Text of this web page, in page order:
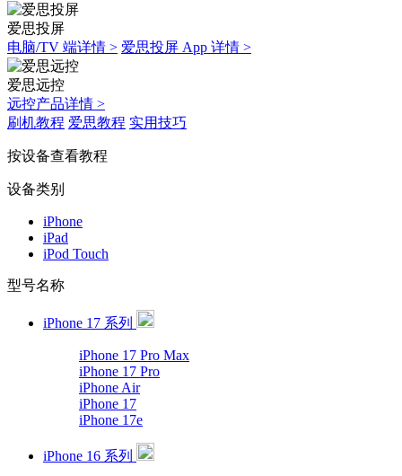
爱思投屏
电脑/TV 端详情 > 爱思投屏 App 详情 >
爱思远控
远控产品详情 >
刷机教程 爱思教程 实用技巧
按设备查看教程
设备类别
iPhone
iPad
iPod Touch
型号名称
iPhone 17 系列
iPhone 17 Pro Max
iPhone 17 Pro
iPhone Air
iPhone 17
iPhone 17e
iPhone 16 系列